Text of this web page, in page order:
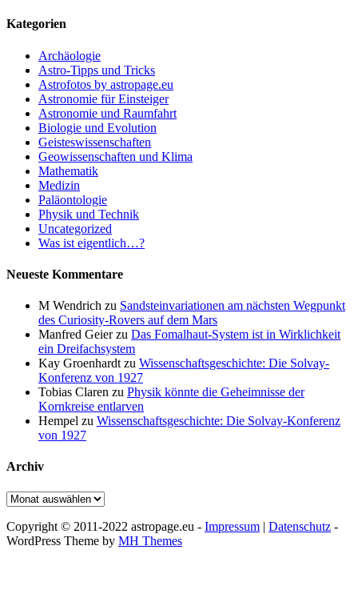
Kategorien
Archäologie
Astro-Tipps und Tricks
Astrofotos by astropage.eu
Astronomie für Einsteiger
Astronomie und Raumfahrt
Biologie und Evolution
Geisteswissenschaften
Geowissenschaften und Klima
Mathematik
Medizin
Paläontologie
Physik und Technik
Uncategorized
Was ist eigentlich…?
Neueste Kommentare
M Wendrich zu Sandsteinvariationen am nächsten Wegpunkt
des Curiosity-Rovers auf dem Mars
Manfred Geierzu Das Fomalhaut-System ist in Wirklichkeit
ein Dreifachsystem
Kay Groenhardt zu Wissenschaftsgeschichte: Die Solvay-
Konferenz von 1927
Tobias Claren zu Physik könnte die Geheimnisse der
Kornkreise entlarven
Hempel zu Wissenschaftsgeschichte: Die Solvay-Konferenz
von 1927
Archiv
Archiv
Copyright © 2011-2022 astropage.eu - Impressum | Datenschutz -
WordPress Theme by MH Themes